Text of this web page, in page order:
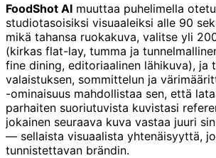
FoodShot AI muuttaa puhelimella
studiotasoisiksi visuaaleiksi alle 90
mikä tahansa ruokakuva, valitse yli
(kirkas flat-lay, tumma ja
fine dining, editoriaalinen lähikuva), ja
valaistuksen, sommittelun ja
-ominaisuus mahdollistaa sen, että
parhaiten suoriutuvista kuvistasi
jokainen seuraava kuva vastaa juuri
— sellaista visuaalista yhtenäisyyttä,
tunnistettavan brändin.